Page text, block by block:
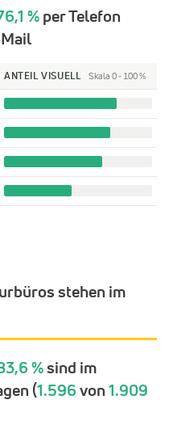
%per Telefon
ANTEIL VISUELL Skala 0 - 100 %
stehen im
%sind im
(1.596von1.909